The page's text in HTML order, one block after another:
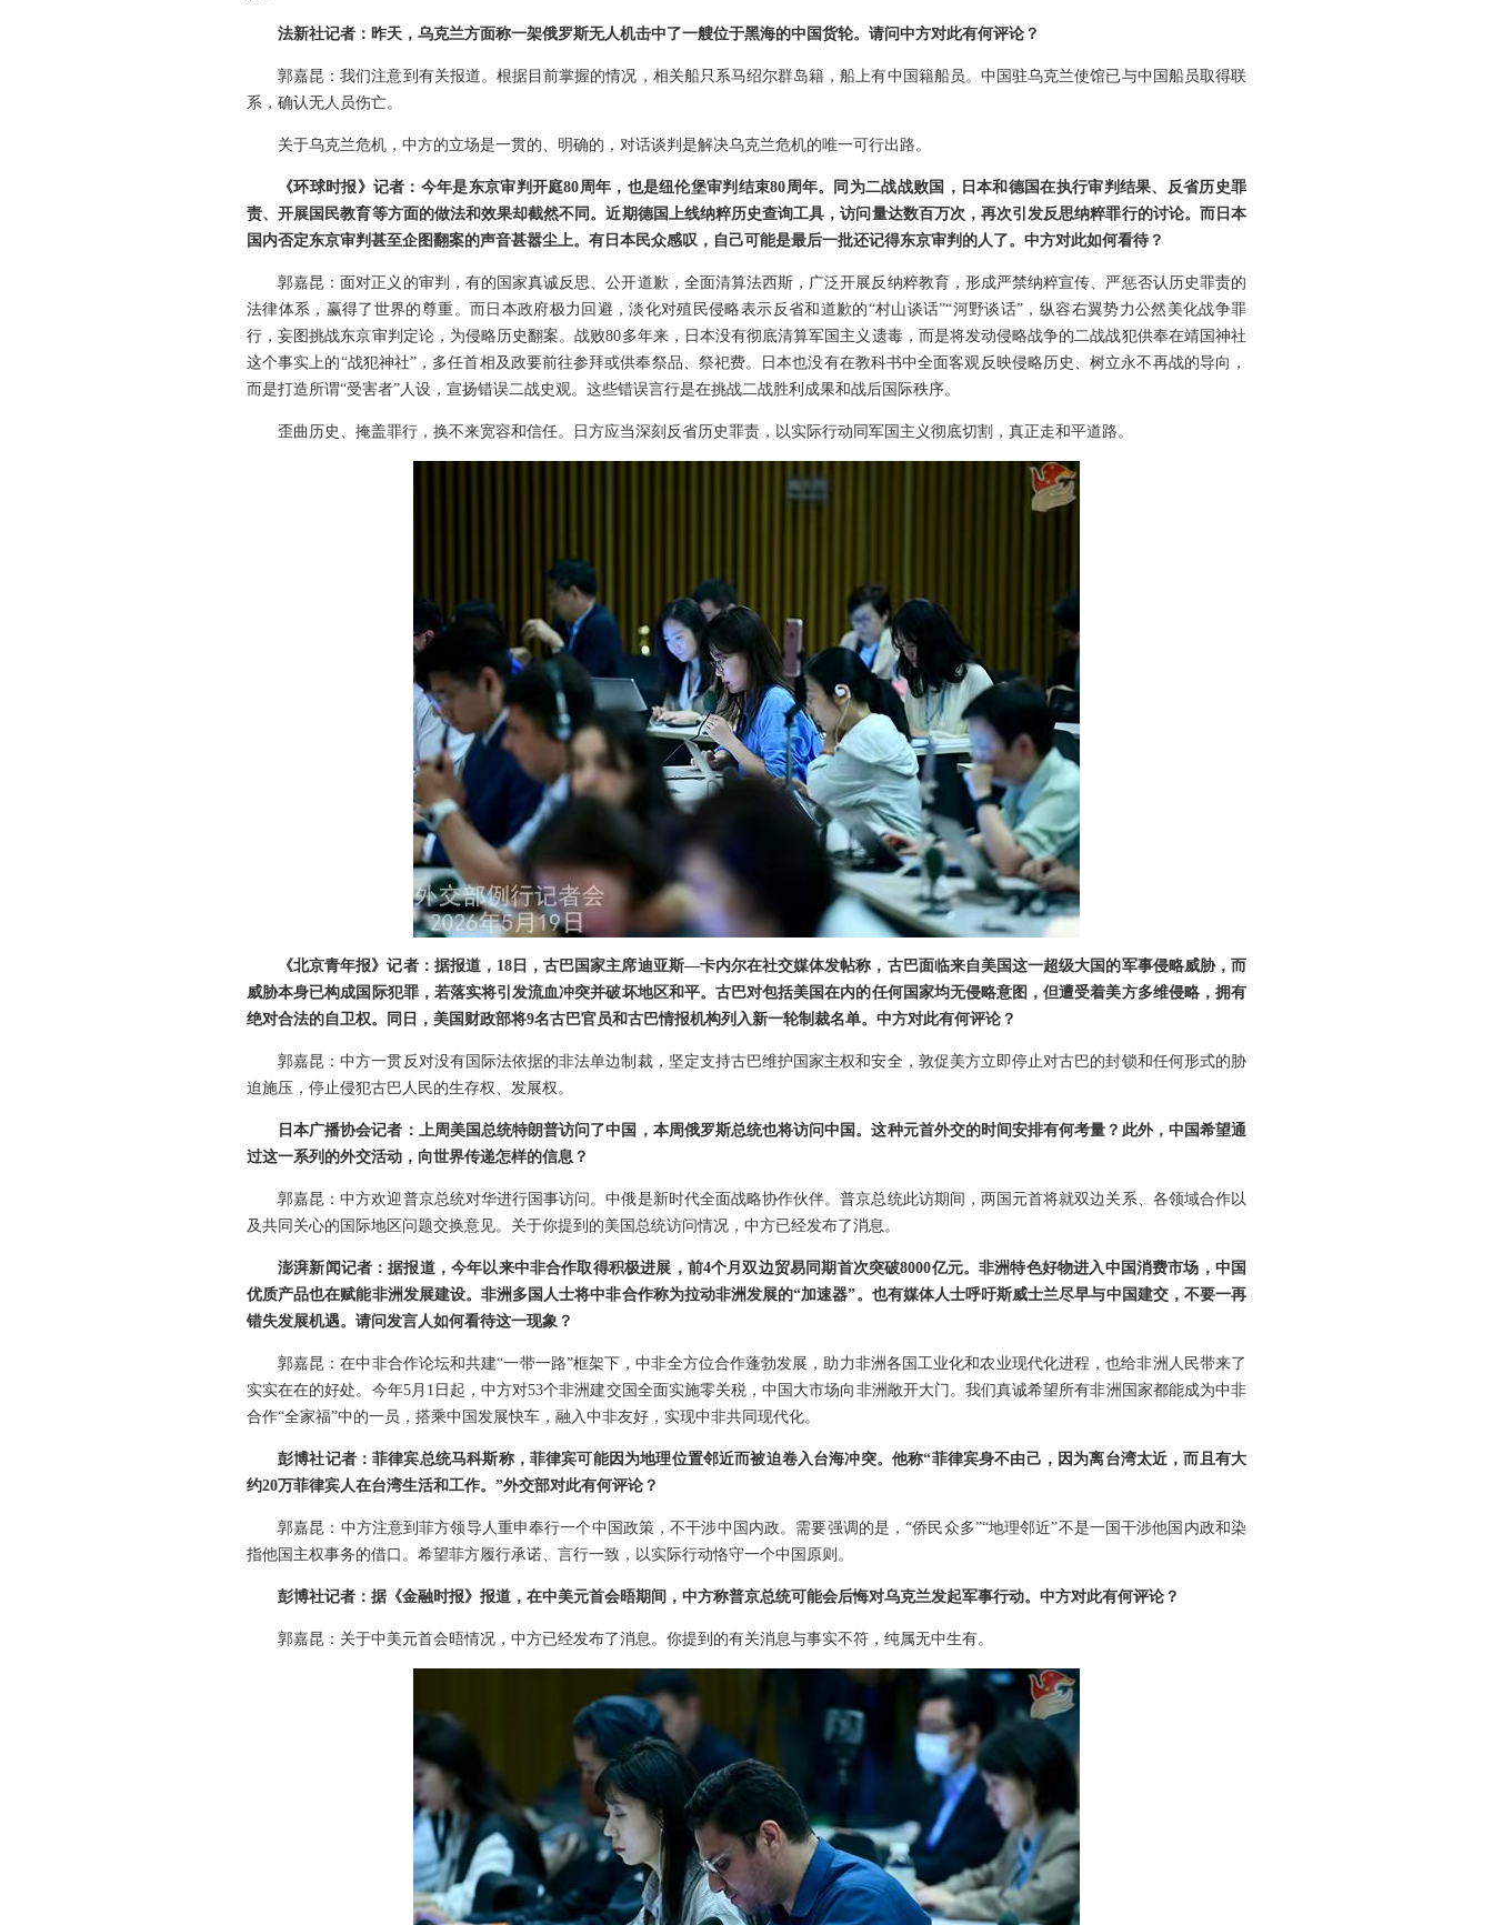
法新社记者：昨天，乌克兰方面称一架俄罗斯无人机击中了一艘位于黑海的中国货轮。请问中方对此有何评论？
郭嘉昆：我们注意到有关报道。根据目前掌握的情况，相关船只系马绍尔群岛籍，船上有中国籍船员。中国驻乌克兰使馆已与中国船员取得联
系，确认无人员伤亡。
关于乌克兰危机，中方的立场是一贯的、明确的，对话谈判是解决乌克兰危机的唯一可行出路。
《环球时报》记者：今年是东京审判开庭80周年，也是纽伦堡审判结束80周年。同为二战战败国，日本和德国在执行审判结果、反省历史罪
责、开展国民教育等方面的做法和效果却截然不同。近期德国上线纳粹历史查询工具，访问量达数百万次，再次引发反思纳粹罪行的讨论。而日本
国内否定东京审判甚至企图翻案的声音甚嚣尘上。有日本民众感叹，自己可能是最后一批还记得东京审判的人了。中方对此如何看待？
郭嘉昆：面对正义的审判，有的国家真诚反思、公开道歉，全面清算法西斯，广泛开展反纳粹教育，形成严禁纳粹宣传、严惩否认历史罪责的
法律体系，赢得了世界的尊重。而日本政府极力回避，淡化对殖民侵略表示反省和道歉的“村山谈话”“河野谈话”，纵容右翼势力公然美化战争罪
行，妄图挑战东京审判定论，为侵略历史翻案。战败80多年来，日本没有彻底清算军国主义遗毒，而是将发动侵略战争的二战战犯供奉在靖国神社
这个事实上的“战犯神社”，多任首相及政要前往参拜或供奉祭品、祭祀费。日本也没有在教科书中全面客观反映侵略历史、树立永不再战的导向，
而是打造所谓“受害者”人设，宣扬错误二战史观。这些错误言行是在挑战二战胜利成果和战后国际秩序。
歪曲历史、掩盖罪行，换不来宽容和信任。日方应当深刻反省历史罪责，以实际行动同军国主义彻底切割，真正走和平道路。
《北京青年报》记者：据报道，18日，古巴国家主席迪亚斯—卡内尔在社交媒体发帖称，古巴面临来自美国这一超级大国的军事侵略威胁，而
威胁本身已构成国际犯罪，若落实将引发流血冲突并破坏地区和平。古巴对包括美国在内的任何国家均无侵略意图，但遭受着美方多维侵略，拥有
绝对合法的自卫权。同日，美国财政部将9名古巴官员和古巴情报机构列入新一轮制裁名单。中方对此有何评论？
郭嘉昆：中方一贯反对没有国际法依据的非法单边制裁，坚定支持古巴维护国家主权和安全，敦促美方立即停止对古巴的封锁和任何形式的胁
迫施压，停止侵犯古巴人民的生存权、发展权。
日本广播协会记者：上周美国总统特朗普访问了中国，本周俄罗斯总统也将访问中国。这种元首外交的时间安排有何考量？此外，中国希望通
过这一系列的外交活动，向世界传递怎样的信息？
郭嘉昆：中方欢迎普京总统对华进行国事访问。中俄是新时代全面战略协作伙伴。普京总统此访期间，两国元首将就双边关系、各领域合作以
及共同关心的国际地区问题交换意见。关于你提到的美国总统访问情况，中方已经发布了消息。
澎湃新闻记者：据报道，今年以来中非合作取得积极进展，前4个月双边贸易同期首次突破8000亿元。非洲特色好物进入中国消费市场，中国
优质产品也在赋能非洲发展建设。非洲多国人士将中非合作称为拉动非洲发展的“加速器”。也有媒体人士呼吁斯威士兰尽早与中国建交，不要一再
错失发展机遇。请问发言人如何看待这一现象？
郭嘉昆：在中非合作论坛和共建“一带一路”框架下，中非全方位合作蓬勃发展，助力非洲各国工业化和农业现代化进程，也给非洲人民带来了
实实在在的好处。今年5月1日起，中方对53个非洲建交国全面实施零关税，中国大市场向非洲敞开大门。我们真诚希望所有非洲国家都能成为中非
合作“全家福”中的一员，搭乘中国发展快车，融入中非友好，实现中非共同现代化。
彭博社记者：菲律宾总统马科斯称，菲律宾可能因为地理位置邻近而被迫卷入台海冲突。他称“菲律宾身不由己，因为离台湾太近，而且有大
约20万菲律宾人在台湾生活和工作。”外交部对此有何评论？
郭嘉昆：中方注意到菲方领导人重申奉行一个中国政策，不干涉中国内政。需要强调的是，“侨民众多”“地理邻近”不是一国干涉他国内政和染
指他国主权事务的借口。希望菲方履行承诺、言行一致，以实际行动恪守一个中国原则。
彭博社记者：据《金融时报》报道，在中美元首会晤期间，中方称普京总统可能会后悔对乌克兰发起军事行动。中方对此有何评论？
郭嘉昆：关于中美元首会晤情况，中方已经发布了消息。你提到的有关消息与事实不符，纯属无中生有。